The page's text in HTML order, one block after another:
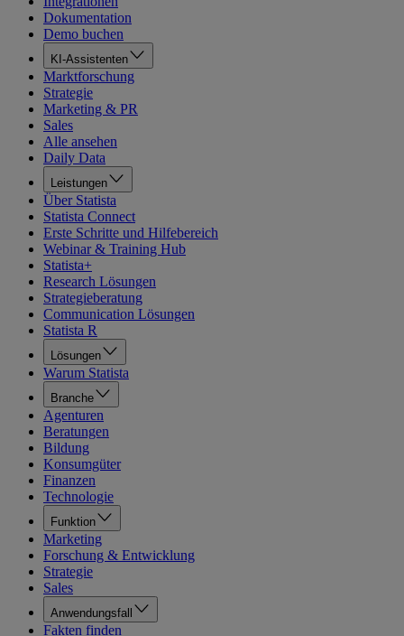
Dokumentation
Demo buchen
KI-Assistenten
Marktforschung
Strategie
Marketing & PR
Sales
Alle ansehen
Daily Data
Leistungen
Über Statista
Statista Connect
Erste Schritte und Hilfebereich
Webinar & Training Hub
Statista+
Research Lösungen
Strategieberatung
Communication Lösungen
Statista R
Lösungen
Warum Statista
Branche
Agenturen
Beratungen
Bildung
Konsumgüter
Finanzen
Technologie
Funktion
Marketing
Forschung & Entwicklung
Strategie
Sales
Anwendungsfall
Fakten finden